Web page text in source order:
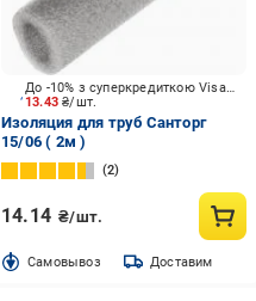
13.43₴/шт.
До -10% з суперкредиткою Visa Вигода
Изоляция для труб Санторг
15/06 ( 2м )
2
14.14 ₴/шт.
Cамовывоз Доставим